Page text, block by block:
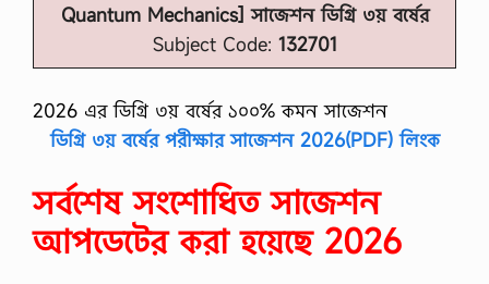
Quantum Mechanics] সাজেশন ডিগ্রি ৩য় বর্ষের
Subject Code: 132701
2026 এর ডিগ্রি ৩য় বর্ষের ১০০% কমন সাজেশন
ডিগ্রি ৩য় বর্ষের পরীক্ষার সাজেশন 2026(PDF) লিংক
সর্বশেষ সংশোধিত সাজেশন
আপডেটের করা হয়েছে 2026